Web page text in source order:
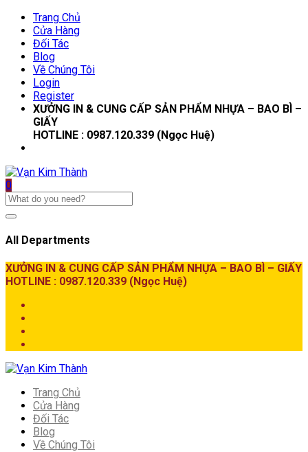
Trang Chủ
Cửa Hàng
Đối Tác
Blog
Về Chúng Tôi
Login
Register
XƯỞNG IN & CUNG CẤP SẢN PHẨM NHỰA – BAO BÌ –
GIẤY
HOTLINE : 0987.120.339 (Ngọc Huệ)
0
All Departments
XƯỞNG IN & CUNG CẤP SẢN PHẨM NHỰA – BAO BÌ – GIẤY
HOTLINE : 0987.120.339 (Ngọc Huệ)
Trang Chủ
Cửa Hàng
Đối Tác
Blog
Về Chúng Tôi